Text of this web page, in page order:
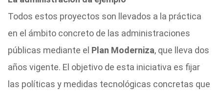
Todos estos proyectos son llevados a la práctica
en el ámbito concreto de las administraciones
públicas mediante el Plan Moderniza, que lleva dos
años vigente. El objetivo de esta iniciativa es fijar
las políticas y medidas tecnológicas concretas que